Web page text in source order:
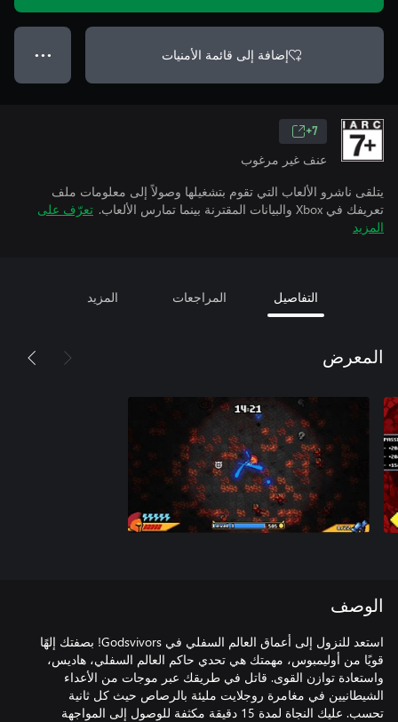
إضافة إلى قائمة الأمنيات ● ● ●
7+
عنف غير مرغوب
يتلقى ناشرو الألعاب التي تقوم بتشغيلها وصولاً إلى معلومات ملف
تعريفك في Xbox والبيانات المقترنة بينما تمارس الألعاب.
تعرّف على
المزيد
التفاصيل المراجعات المزيد
المعرض
الوصف
استعد للنزول إلى أعماق العالم السفلي في Godsvivors! بصفتك إلهًا
قويًا من أوليمبوس، مهمتك هي تحدي حاكم العالم السفلي، هاديس،
واستعادة توازن القوى. قاتل في طريقك عبر موجات من الأعداء
الشيطانيين في مغامرة روجلايت مليئة بالرصاص حيث كل ثانية
تحسب. عليك النجاة لمدة 15 دقيقة مكثفة للوصول إلى المواجهة